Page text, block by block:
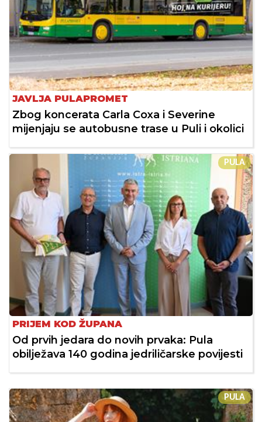
JAVLJA PULAPROMET
Zbog koncerata Carla Coxa i Severine
mijenjaju se autobusne trase u Puli i okolici
PULA
PRIJEM KOD ŽUPANA
Od prvih jedara do novih prvaka: Pula
obilježava 140 godina jedriličarske povijesti
PULA